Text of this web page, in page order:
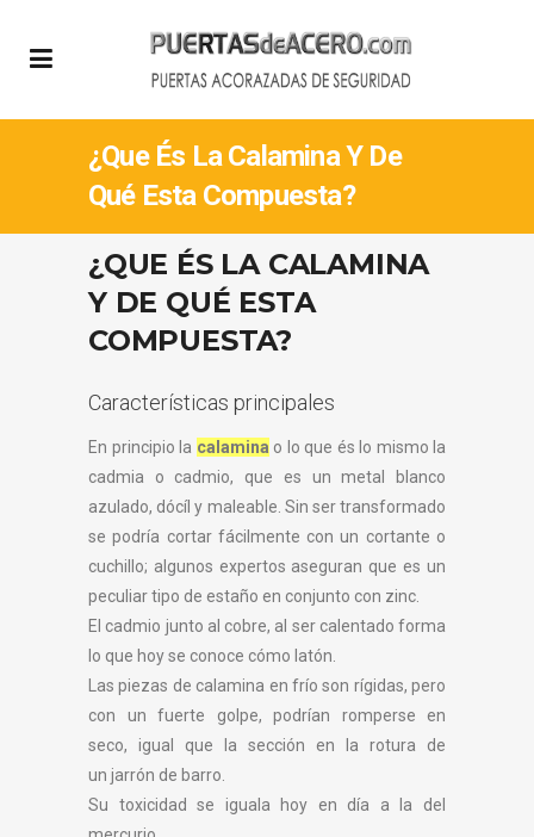
¿Que És La Calamina Y De
Qué Esta Compuesta?
¿QUE ÉS LA CALAMINA
Y DE QUÉ ESTA
COMPUESTA?
Características principales
En principio la calamina o lo que és lo mismo la
cadmia o cadmio, que es un metal blanco
azulado, dócíl y maleable. Sin ser transformado
se podría cortar fácilmente con un cortante o
cuchillo; algunos expertos aseguran que es un
peculiar tipo de estaño en conjunto con zinc.
El cadmio junto al cobre, al ser calentado forma
lo que hoy se conoce cómo latón.
Las piezas de calamina en frío son rígidas, pero
con un fuerte golpe, podrían romperse en
seco, igual que la sección en la rotura de
un jarrón de barro.
Su toxicidad se iguala hoy en día a la del